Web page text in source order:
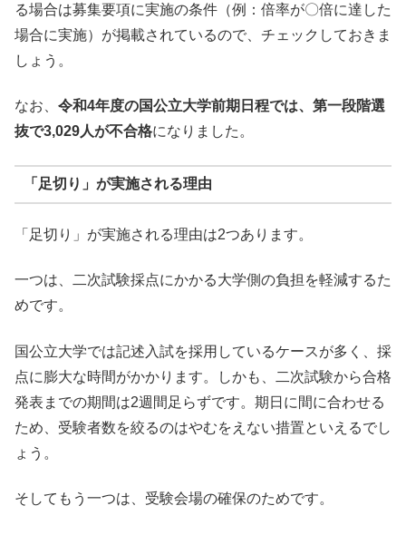
る場合は募集要項に実施の条件（例：倍率が〇倍に達した
場合に実施）が掲載されているので、チェックしておきま
しょう。
なお、 令和4年度の国公立大学前期日程では、第一段階選
抜で3,029人が不合格になりました。
「足切り」が実施される理由
「足切り」が実施される理由は2つあります。
一つは、二次試験採点にかかる大学側の負担を軽減するた
めです。
国公立大学では記述入試を採用しているケースが多く、採
点に膨大な時間がかかります。しかも、二次試験から合格
発表までの期間は2週間足らずです。期日に間に合わせる
ため、受験者数を絞るのはやむをえない措置といえるでし
ょう。
そしてもう一つは、受験会場の確保のためです。